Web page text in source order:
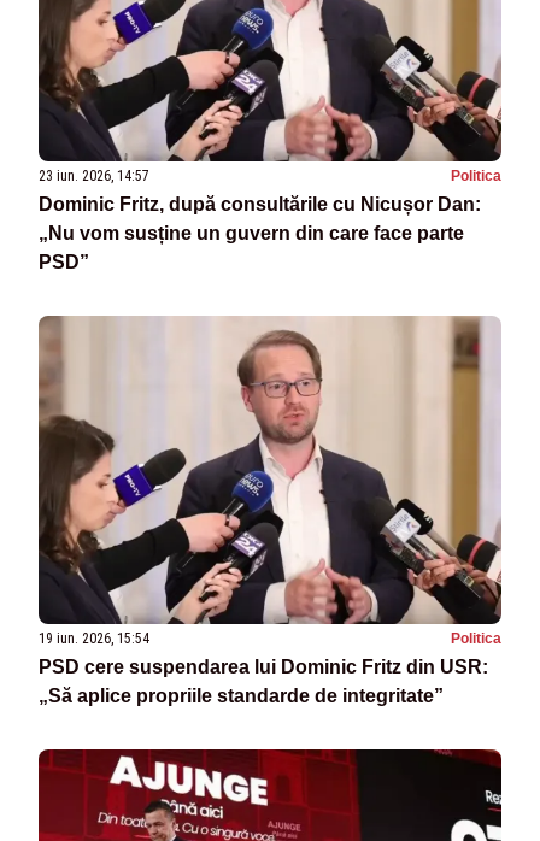
23 iun. 2026, 14:57 Politica
Dominic Fritz, după consultările cu Nicușor Dan:
„Nu vom susține un guvern din care face parte
PSD”
19 iun. 2026, 15:54 Politica
PSD cere suspendarea lui Dominic Fritz din USR:
„Să aplice propriile standarde de integritate”